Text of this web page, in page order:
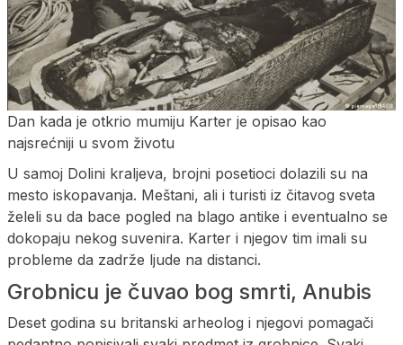
Dan kada je otkrio mumiju Karter je opisao kao
najsrećniji u svom životu
U samoj Dolini kraljeva, brojni posetioci dolazili su na
mesto iskopavanja. Meštani, ali i turisti iz čitavog sveta
želeli su da bace pogled na blago antike i eventualno se
dokopaju nekog suvenira. Karter i njegov tim imali su
probleme da zadrže ljude na distanci.
Grobnicu je čuvao bog smrti, Anubis
Deset godina su britanski arheolog i njegovi pomagači